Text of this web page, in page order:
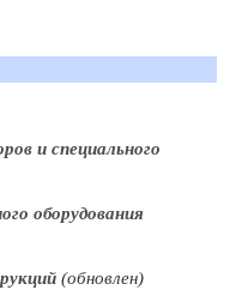
и специального
оборудования
(обновлен)